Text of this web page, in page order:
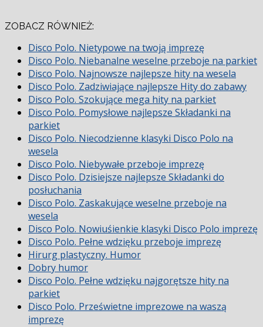
ZOBACZ RÓWNIEŻ:
Disco Polo. Nietypowe na twoją imprezę
Disco Polo. Niebanalne weselne przeboje na parkiet
Disco Polo. Najnowsze najlepsze hity na wesela
Disco Polo. Zadziwiające najlepsze Hity do zabawy
Disco Polo. Szokujące mega hity na parkiet
Disco Polo. Pomysłowe najlepsze Składanki na
parkiet
Disco Polo. Niecodzienne klasyki Disco Polo na
wesela
Disco Polo. Niebywałe przeboje imprezę
Disco Polo. Dzisiejsze najlepsze Składanki do
posłuchania
Disco Polo. Zaskakujące weselne przeboje na
wesela
Disco Polo. Nowiuśienkie klasyki Disco Polo imprezę
Disco Polo. Pełne wdzięku przeboje imprezę
Hirurg plastyczny. Humor
Dobry humor
Disco Polo. Pełne wdzięku najgorętsze hity na
parkiet
Disco Polo. Prześwietne imprezowe na waszą
imprezę